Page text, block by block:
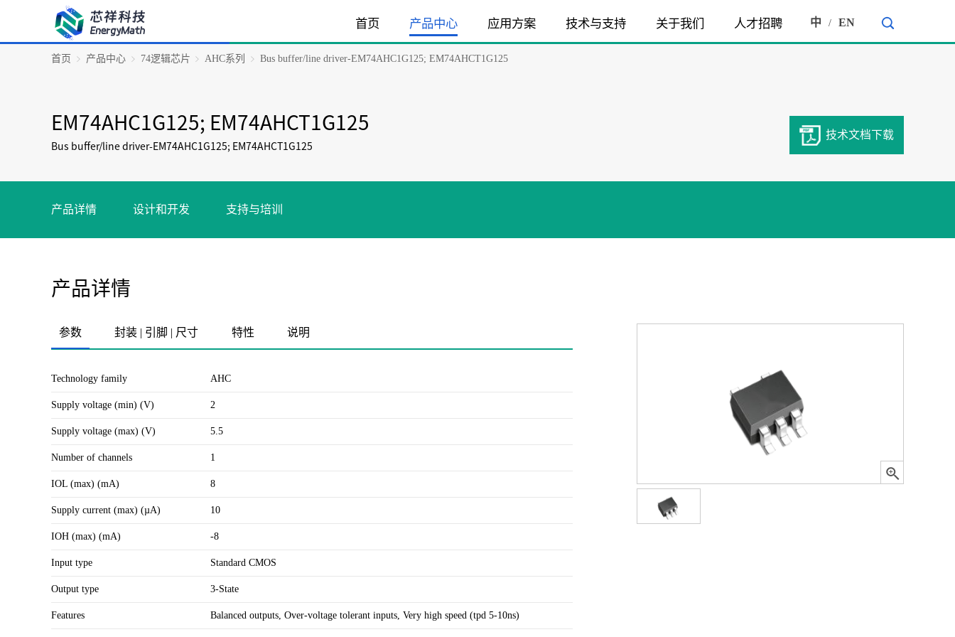
首页 产品中心 应用方案 技术与支持 关于我们 人才招聘 中 / EN
首页 产品中心 74逻辑芯片 AHC系列 Bus buffer/line driver-EM74AHC1G125; EM74AHCT1G125
EM74AHC1G125; EM74AHCT1G125
Bus buffer/line driver-EM74AHC1G125; EM74AHCT1G125
技术文档下载
产品详情 设计和开发 支持与培训
产品详情
参数 封装 | 引脚 | 尺寸 特性 说明
Technology family AHC
Supply voltage (min) (V) 2
Supply voltage (max) (V) 5.5
Number of channels 1
IOL (max) (mA) 8
Supply current (max) (µA) 10
IOH (max) (mA) -8
Input type Standard CMOS
Output type 3-State
Features Balanced outputs, Over-voltage tolerant inputs, Very high speed (tpd 5-10ns)